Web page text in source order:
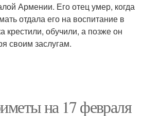
Армении. Его отец умер, когда
отдала его на воспитание в
крестили, обучили, а позже он
своим заслугам.
на 17 февраля